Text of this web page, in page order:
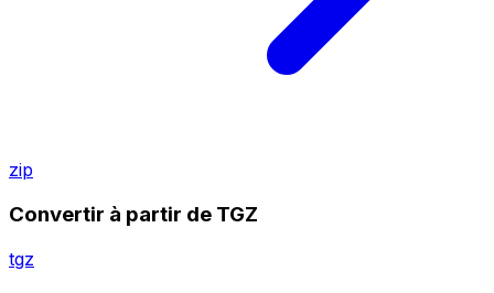
zip
Convertir à partir de TGZ
tgz